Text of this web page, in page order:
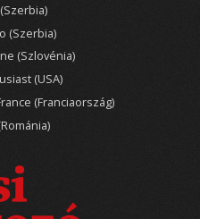
(Szerbia)
(Szlovénia)
(USA)
(Franciaország)